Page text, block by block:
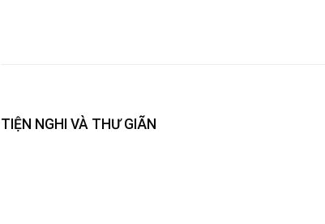
TIỆN NGHI VÀ THƯ GIÃN